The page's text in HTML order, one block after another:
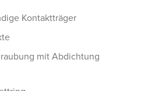
Kontaktträger
mit Abdichtung